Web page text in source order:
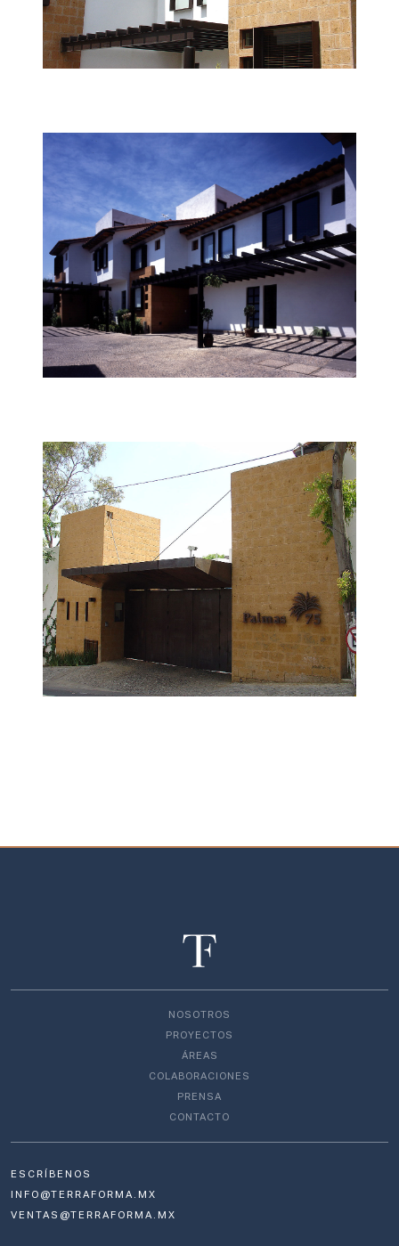
NOSOTROS
PROYECTOS
ÁREAS
COLABORACIONES
PRENSA
CONTACTO
ESCRÍBENOS
INFO@TERRAFORMA.MX
VENTAS@TERRAFORMA.MX